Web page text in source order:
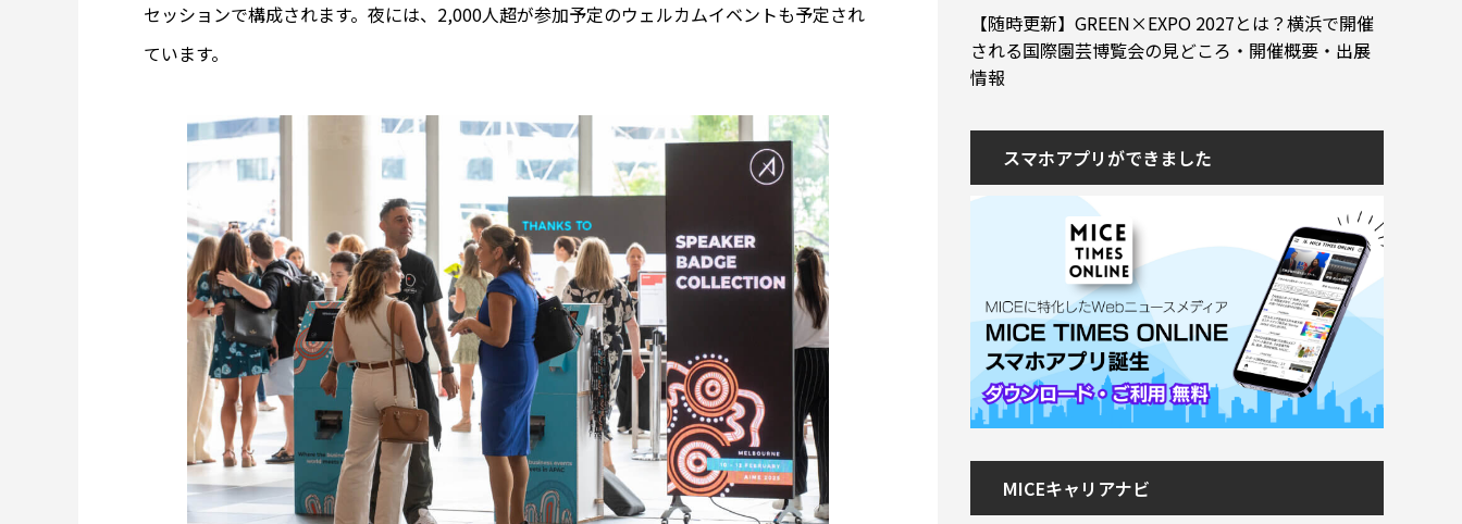
セッションで構成されます。夜には、2,000人超が参加予定のウェルカムイベントも予定され
ています。
【随時更新】GREEN×EXPO 2027とは？横浜で開催
される国際園芸博覧会の見どころ・開催概要・出展
情報
スマホアプリができました
MICEキャリアナビ